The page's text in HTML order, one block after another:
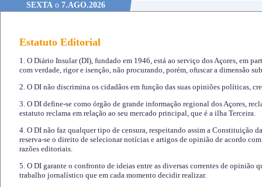
SEXTA o 7.AGO.2026
Estatuto Editorial
1. O Diário Insular (DI), fundado em 1946, está ao serviço dos Açores, em
com verdade, rigor e isenção, não procurando, porém, ofuscar a dimensão
2. O DI não discrimina os cidadãos em função das suas opiniões políticas,
3. O DI define-se como órgão de grande informação regional dos Açores,
estatuto reclama em relação ao seu mercado principal, que é a ilha Terceira.
4. O DI não faz qualquer tipo de censura, respeitando assim a Constituição
reserva-se o direito de selecionar notícias e artigos de opinião de acordo
razões editoriais.
5. O DI garante o confronto de ideias entre as diversas correntes de opinião
trabalho jornalístico que em cada momento decidir realizar.